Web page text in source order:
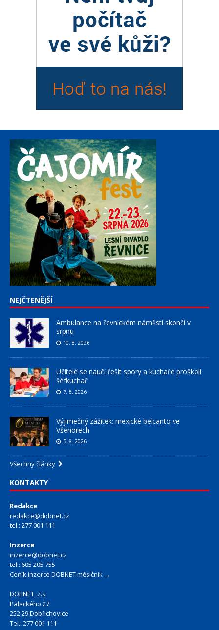
NEJČTENĚJŠÍ
Ambulance na řevnickém náměstí skončí v
srpnu
10. 8. 2026
Učitelé se naučí řešit spory a kuchaře proškolí
šéfkuchař
7. 8. 2026
Výjimečný zážitek: mexické belcanto ve
Všenorech
5. 8. 2026
Všechny články
KONTAKTY
Redakce
redakce@dobnet.cz
tel.: 277 001 111
Inzerce
inzerce@dobnet.cz
tel.: 605 205 755
Ceník inzerce DOBNET měsíčník →
DOBNET, z.s.
Palackého 27
252 29 Dobřichovice
Tel.: 277 001 111